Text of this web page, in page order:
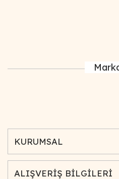
KURUMSAL
ALIŞVERİŞ BİLGİLERİ